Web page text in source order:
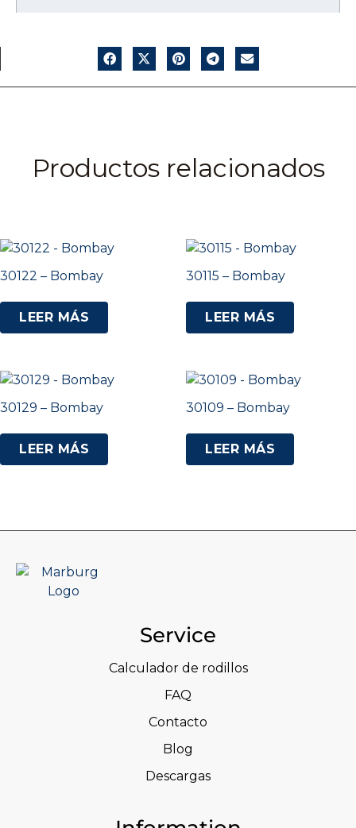
Productos relacionados
30122 – Bombay
LEER MÁS
30115 – Bombay
LEER MÁS
30129 – Bombay
LEER MÁS
30109 – Bombay
LEER MÁS
Service
Calculador de rodillos
FAQ
Contacto
Blog
Descargas